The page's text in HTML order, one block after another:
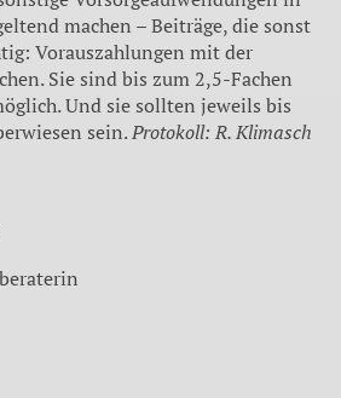
machen – Beiträge, die sonst
Vorauszahlungen mit der
Sie sind bis zum 2,5-Fachen
Und sie sollten jeweils bis
sein.Protokoll: R. Klimasch